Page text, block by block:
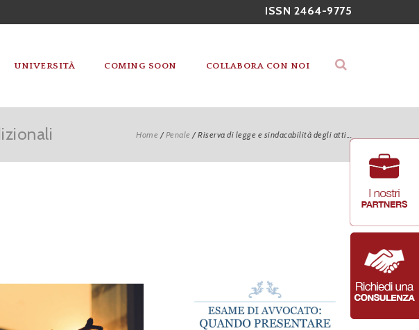
ISSN 2464-9775
UNIVERSITÀ COMING SOON COLLABORA CON NOI
Home /Penale /Riserva di legge e sindacabilità degli atti...